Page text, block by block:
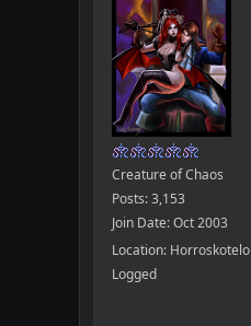
Creature of Chaos
Posts: 3,153
Join Date: Oct 2003
Location: Horroskotelo
Logged